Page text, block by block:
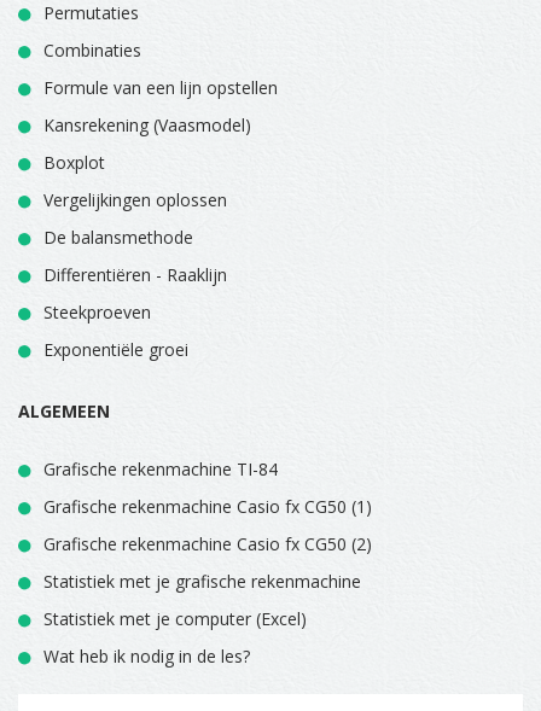
Permutaties
Combinaties
Formule van een lijn opstellen
Kansrekening (Vaasmodel)
Boxplot
Vergelijkingen oplossen
De balansmethode
Differentiëren - Raaklijn
Steekproeven
Exponentiële groei
ALGEMEEN
Grafische rekenmachine TI-84
Grafische rekenmachine Casio fx CG50 (1)
Grafische rekenmachine Casio fx CG50 (2)
Statistiek met je grafische rekenmachine
Statistiek met je computer (Excel)
Wat heb ik nodig in de les?